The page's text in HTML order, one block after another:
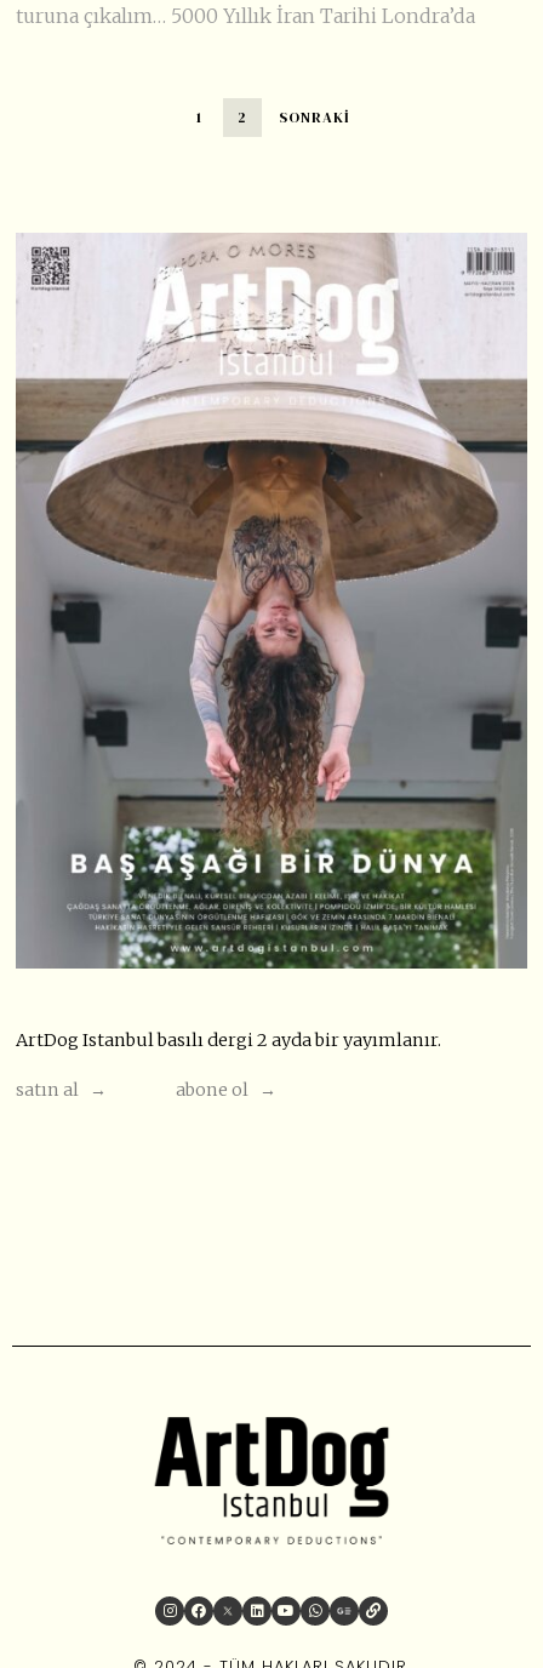
turuna çıkalım… 5000 Yıllık İran Tarihi Londra’da
1 2 SONRAKI
ArtDog Istanbul basılı dergi 2 ayda bir yayımlanır.
satın al → abone ol →